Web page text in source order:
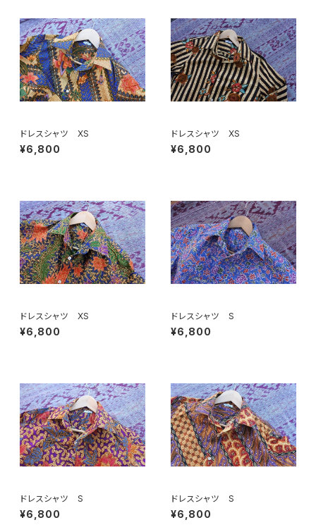
ドレスシャツ XS
¥6,800
ドレスシャツ XS
¥6,800
ドレスシャツ XS
¥6,800
ドレスシャツ S
¥6,800
ドレスシャツ S
¥6,800
ドレスシャツ S
¥6,800